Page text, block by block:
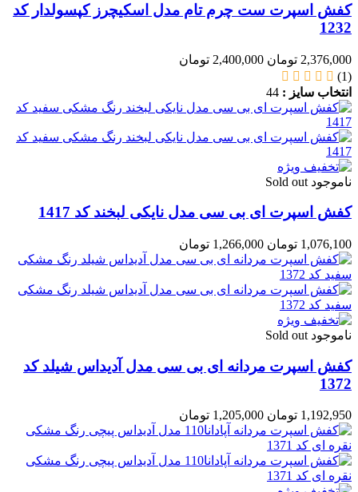
کفش اسپرت ست چرم تام مدل اسکیچرز کپسولدار کد
1232
2,376,000 تومان
2,400,000 تومان
(1)
انتخاب سایز : 44
ناموجود Sold out
کفش اسپرت ای بی سی مدل نایکی لبخند کد 1417
1,076,100 تومان 1,266,000 تومان
ناموجود Sold out
کفش اسپرت مردانه ای بی سی مدل آدیداس شیلد کد
1372
1,192,950 تومان 1,205,000 تومان